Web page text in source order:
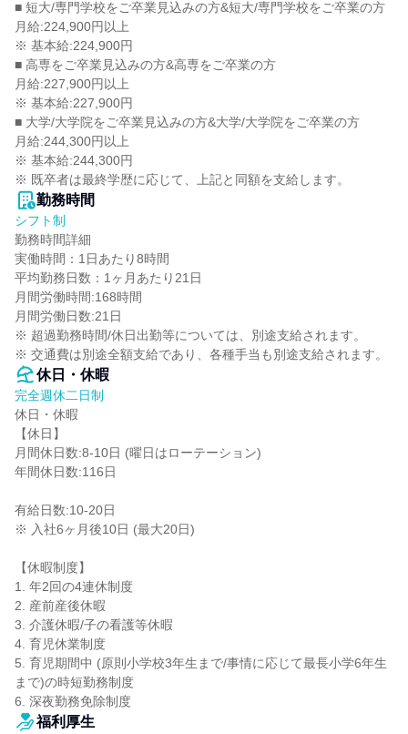
■ 短大/専門学校をご卒業見込みの方&短大/専門学校をご卒業の方
月給:224,900円以上
※ 基本給:224,900円
■ 高専をご卒業見込みの方&高専をご卒業の方
月給:227,900円以上
※ 基本給:227,900円
■ 大学/大学院をご卒業見込みの方&大学/大学院をご卒業の方
月給:244,300円以上
※ 基本給:244,300円
※ 既卒者は最終学歴に応じて、上記と同額を支給します。
勤務時間
シフト制
勤務時間詳細
実働時間：1日あたり8時間
平均勤務日数：1ヶ月あたり21日
月間労働時間:168時間
月間労働日数:21日
※ 超過勤務時間/休日出勤等については、別途支給されます。
※ 交通費は別途全額支給であり、各種手当も別途支給されます。
休日・休暇
完全週休二日制
休日・休暇
【休日】
月間休日数:8-10日 (曜日はローテーション)
年間休日数:116日
有給日数:10-20日
※ 入社6ヶ月後10日 (最大20日)
【休暇制度】
1. 年2回の4連休制度
2. 産前産後休暇
3. 介護休暇/子の看護等休暇
4. 育児休業制度
5. 育児期間中 (原則小学校3年生まで/事情に応じて最長小学6年生
まで)の時短勤務制度
6. 深夜勤務免除制度
福利厚生